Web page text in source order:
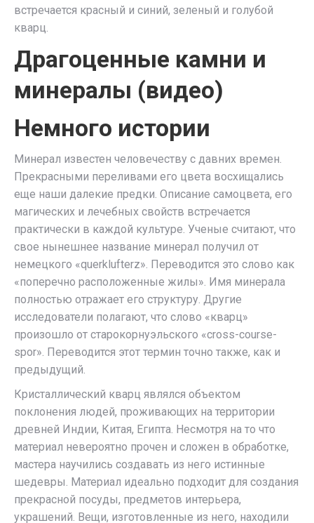
встречается красный и синий, зеленый и голубой
кварц.
Драгоценные камни и
минералы (видео)
Немного истории
Минерал известен человечеству с давних времен.
Прекрасными переливами его цвета восхищались
еще наши далекие предки. Описание самоцвета, его
магических и лечебных свойств встречается
практически в каждой культуре. Ученые считают, что
свое нынешнее название минерал получил от
немецкого «querklufterz». Переводится это слово как
«поперечно расположенные жилы». Имя минерала
полностью отражает его структуру. Другие
исследователи полагают, что слово «кварц»
произошло от старокорнуэльского «cross-course-
spor». Переводится этот термин точно также, как и
предыдущий.
Кристаллический кварц являлся объектом
поклонения людей, проживающих на территории
древней Индии, Китая, Египта. Несмотря на то что
материал невероятно прочен и сложен в обработке,
мастера научились создавать из него истинные
шедевры. Материал идеально подходит для создания
прекрасной посуды, предметов интерьера,
украшений. Вещи, изготовленные из него, находили